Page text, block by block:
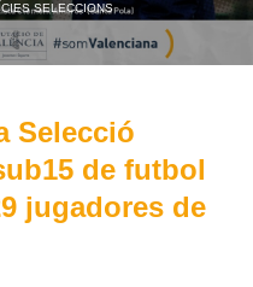
SELECCIONS
Selecció
de futbol
jugadores de